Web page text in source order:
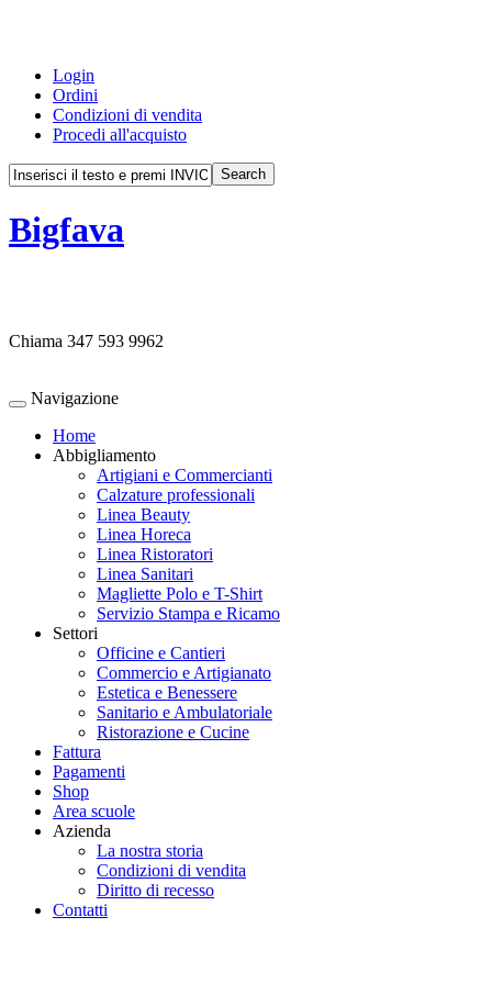
Login
Ordini
Condizioni di vendita
Procedi all'acquisto
Bigfava
Chiama 347 593 9962
Navigazione
Home
Abbigliamento
Artigiani e Commercianti
Calzature professionali
Linea Beauty
Linea Horeca
Linea Ristoratori
Linea Sanitari
Magliette Polo e T-Shirt
Servizio Stampa e Ricamo
Settori
Officine e Cantieri
Commercio e Artigianato
Estetica e Benessere
Sanitario e Ambulatoriale
Ristorazione e Cucine
Fattura
Pagamenti
Shop
Area scuole
Azienda
La nostra storia
Condizioni di vendita
Diritto di recesso
Contatti